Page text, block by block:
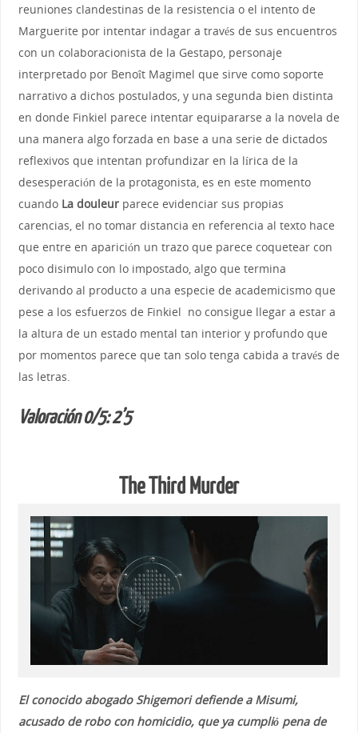
reuniones clandestinas de la resistencia o el intento de
Marguerite por intentar indagar a través de sus encuentros
con un colaboracionista de la Gestapo, personaje
interpretado por Benoît Magimel que sirve como soporte
narrativo a dichos postulados, y una segunda bien distinta
en donde Finkiel parece intentar equipararse a la novela de
una manera algo forzada en base a una serie de dictados
reflexivos que intentan profundizar en la lírica de la
desesperación de la protagonista, es en este momento
cuando La douleurparece evidenciar sus propias
carencias, el no tomar distancia en referencia al texto hace
que entre en aparición un trazo que parece coquetear con
poco disimulo con lo impostado, algo que termina
derivando al producto a una especie de academicismo que
pese a los esfuerzos de Finkiel no consigue llegar a estar a
la altura de un estado mental tan interior y profundo que
por momentos parece que tan solo tenga cabida a través de
las letras.
Valoración 0/5: 2’5
The Third Murder
El conocido abogado Shigemori defiende a Misumi,
acusado de robo con homicidio, que ya cumplió pena de